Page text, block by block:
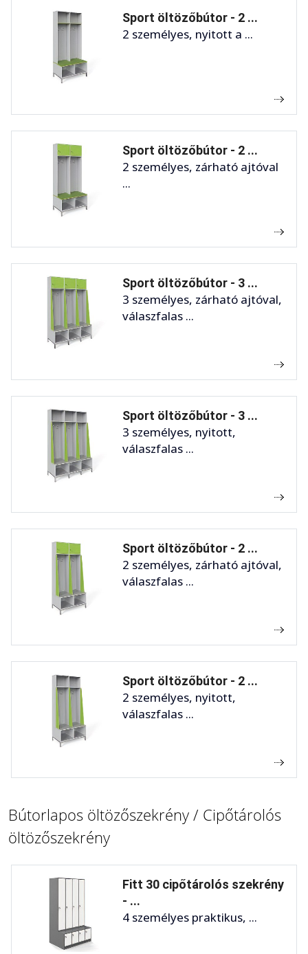
Sport öltözőbútor - 2 ...
2 személyes, nyitott a ...
Sport öltözőbútor - 2 ...
2 személyes, zárható ajtóval
...
Sport öltözőbútor - 3 ...
3 személyes, zárható ajtóval,
válaszfalas ...
Sport öltözőbútor - 3 ...
3 személyes, nyitott,
válaszfalas ...
Sport öltözőbútor - 2 ...
2 személyes, zárható ajtóval,
válaszfalas ...
Sport öltözőbútor - 2 ...
2 személyes, nyitott,
válaszfalas ...
Bútorlapos öltözőszekrény / Cipőtárolós
öltözőszekrény
Fitt 30 cipőtárolós szekrény
- ...
4 személyes praktikus, ...